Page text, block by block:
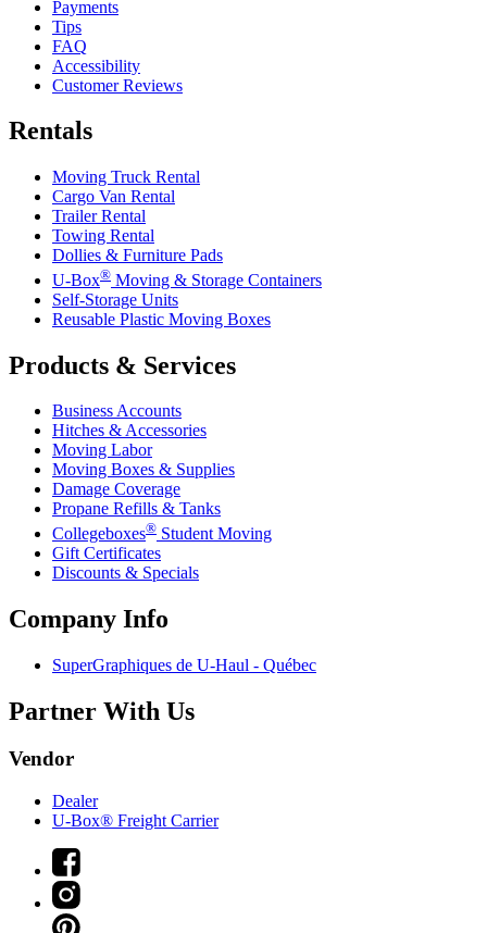
Payments
Tips
FAQ
Accessibility
Customer Reviews
Rentals
Moving Truck Rental
Cargo Van Rental
Trailer Rental
Towing Rental
Dollies & Furniture Pads
U-Box® Moving & Storage Containers
Self-Storage Units
Reusable Plastic Moving Boxes
Products & Services
Business Accounts
Hitches & Accessories
Moving Labor
Moving Boxes & Supplies
Damage Coverage
Propane Refills & Tanks
Collegeboxes® Student Moving
Gift Certificates
Discounts & Specials
Company Info
SuperGraphiques de U-Haul - Québec
Partner With Us
Vendor
Dealer
U-Box® Freight Carrier